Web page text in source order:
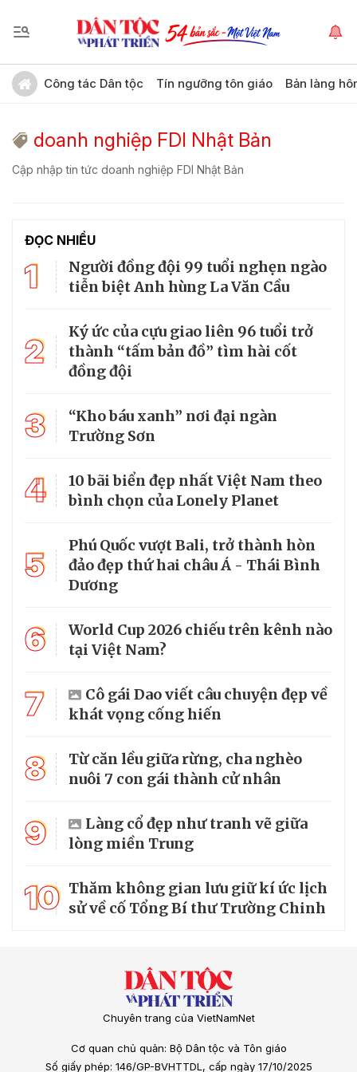
Công tác Dân tộc Tín ngưỡng tôn giáo Bản làng
doanh nghiệp FDI Nhật Bản
Cập nhập tin tức doanh nghiệp FDI Nhật Bản
ĐỌC NHIỀU
1
Người đồng đội 99 tuổi nghẹn ngào
tiễn biệt Anh hùng La Văn Cầu
2
Ký ức của cựu giao liên 96 tuổi trở
thành “tấm bản đồ” tìm hài cốt
đồng đội
3
“Kho báu xanh” nơi đại ngàn
Trường Sơn
4
10 bãi biển đẹp nhất Việt Nam theo
bình chọn của Lonely Planet
5
Phú Quốc vượt Bali, trở thành hòn
đảo đẹp thứ hai châu Á - Thái Bình
Dương
6
World Cup 2026 chiếu trên kênh nào
tại Việt Nam?
7
Cô gái Dao viết câu chuyện đẹp về
khát vọng cống hiến
8
Từ căn lều giữa rừng, cha nghèo
nuôi 7 con gái thành cử nhân
9
Làng cổ đẹp như tranh vẽ giữa
lòng miền Trung
10 Thăm không gian lưu giữ kí ức lịch
sử về cố Tổng Bí thư Trường Chinh
Chuyên trang của VietNamNet
Cơ quan chủ quản: Bộ Dân tộc và Tôn giáo
Số giấy phép: 146/GP-BVHTTDL, cấp ngày 17/10/2025